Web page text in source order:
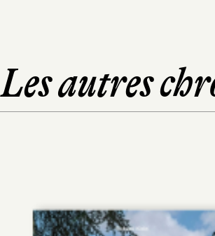
Les autres